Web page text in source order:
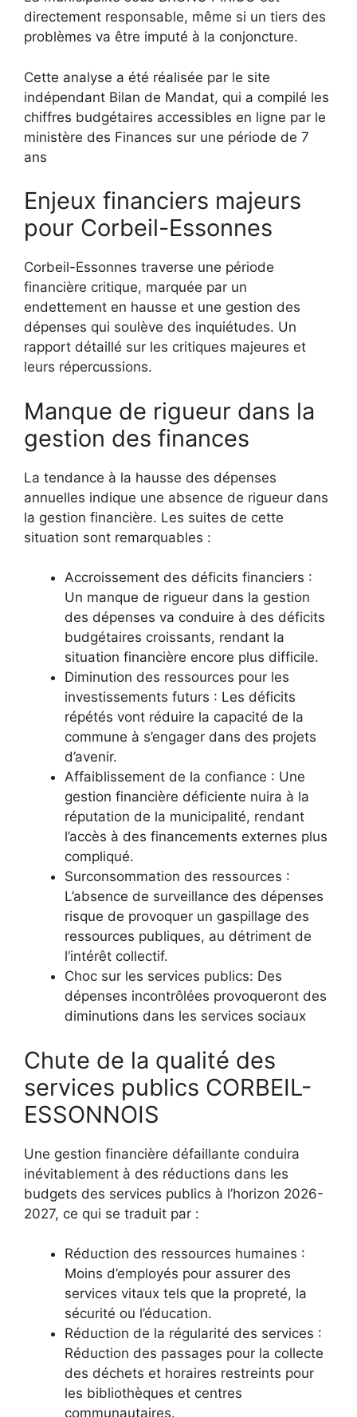
directement responsable, même si un tiers des
problèmes va être imputé à la conjoncture.
Cette analyse a été réalisée par le site
indépendant Bilan de Mandat, qui a compilé les
chiffres budgétaires accessibles en ligne par le
ministère des Finances sur une période de 7
ans
Enjeux financiers majeurs
pour Corbeil-Essonnes
Corbeil-Essonnes traverse une période
financière critique, marquée par un
endettement en hausse et une gestion des
dépenses qui soulève des inquiétudes. Un
rapport détaillé sur les critiques majeures et
leurs répercussions.
Manque de rigueur dans la
gestion des finances
La tendance à la hausse des dépenses
annuelles indique une absence de rigueur dans
la gestion financière. Les suites de cette
situation sont remarquables :
Accroissement des déficits financiers :
Un manque de rigueur dans la gestion
des dépenses va conduire à des déficits
budgétaires croissants, rendant la
situation financière encore plus difficile.
Diminution des ressources pour les
investissements futurs : Les déficits
répétés vont réduire la capacité de la
commune à s’engager dans des projets
d’avenir.
Affaiblissement de la confiance : Une
gestion financière déficiente nuira à la
réputation de la municipalité, rendant
l’accès à des financements externes plus
compliqué.
Surconsommation des ressources :
L’absence de surveillance des dépenses
risque de provoquer un gaspillage des
ressources publiques, au détriment de
l’intérêt collectif.
Choc sur les services publics: Des
dépenses incontrôlées provoqueront des
diminutions dans les services sociaux
Chute de la qualité des
services publics CORBEIL-
ESSONNOIS
Une gestion financière défaillante conduira
inévitablement à des réductions dans les
budgets des services publics à l’horizon 2026-
2027, ce qui se traduit par :
Réduction des ressources humaines :
Moins d’employés pour assurer des
services vitaux tels que la propreté, la
sécurité ou l’éducation.
Réduction de la régularité des services :
Réduction des passages pour la collecte
des déchets et horaires restreints pour
les bibliothèques et centres
communautaires.